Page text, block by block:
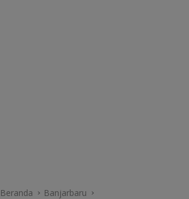
Beranda Banjarbaru